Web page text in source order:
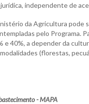
independente de
da Agricultura pode
pelo Programa.
e 40%, a depender da
(florestas,
- MAPA